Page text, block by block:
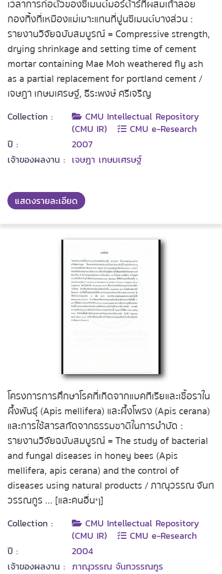
เวลาการก่อตัวของซีเมนต์มอร์ต้าร์ที่ผสมเถ้าลอย
กองทิ้งที่เหมืองแม่เมาะแทนที่ปูนซีเมนต์บางส่วน :
รายงานวิจัยฉบับสมบูรณ์ = Compressive strength,
drying shrinkage and setting time of cement
mortar containing Mae Moh weathered fly ash
as a partial replacement for portland cement /
เจษฎา เกษมเศรษฐ์, ธีระพงษ์ ศรีเจริญ
Collection :
CMU Intellectual Repository
(CMU IR)
CMU e-Research
ปี :
2007
เจ้าของผลงาน : เจษฎา เกษมเศรษฐ์
แสดงรายละเอียด
โครงการการศึกษาโรคที่เกิดจากแบคทีเรียและเชื้อราใน
ผึ้งพันธุ์ (Apis mellifera) และผึ้งโพรง (Apis cerana)
และการใช้สารสกัดจากธรรมชาติในการบำบัด :
รายงานวิจัยฉบับสมบูรณ์ = The study of bacterial
and fungal diseases in honey bees (Apis
mellifera, apis cerana) and the control of
diseases using natural products / ภาณุวรรณ จันท
วรรณกูร ... [และคนอื่นๆ]
Collection :
CMU Intellectual Repository
(CMU IR)
CMU e-Research
ปี :
2004
เจ้าของผลงาน : ภาณุวรรณ จันทวรรณกูร